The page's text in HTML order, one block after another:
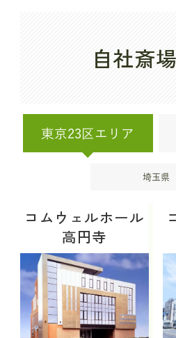
自社斎
東京23区エリア
埼玉県
コムウェルホール
高円寺